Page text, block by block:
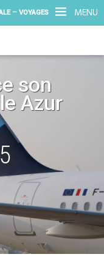
MENU
– VOYAGES
son
Azur